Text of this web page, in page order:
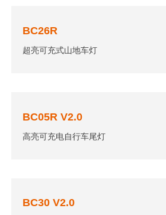
BC26R
超亮可充式山地车灯
BC05R V2.0
高亮可充电自行车尾灯
BC30 V2.0